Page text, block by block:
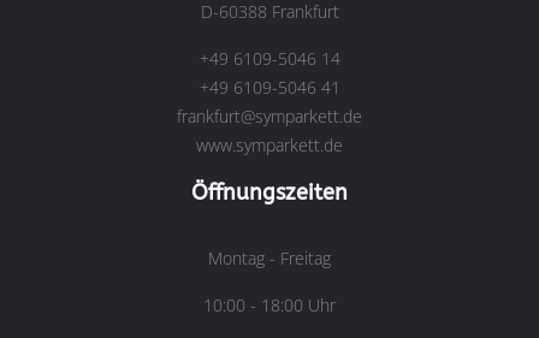
D-60388 Frankfurt
+49 6109-5046 14
+49 6109-5046 41
frankfurt@symparkett.de
www.symparkett.de
Öffnungszeiten
Montag - Freitag
10:00 - 18:00 Uhr